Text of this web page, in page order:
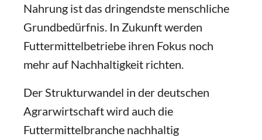
Nahrung ist das dringendste menschliche
Grundbedürfnis. In Zukunft werden
Futtermittelbetriebe ihren Fokus noch
mehr auf Nachhaltigkeit richten.
Der Strukturwandel in der deutschen
Agrarwirtschaft wird auch die
Futtermittelbranche nachhaltig